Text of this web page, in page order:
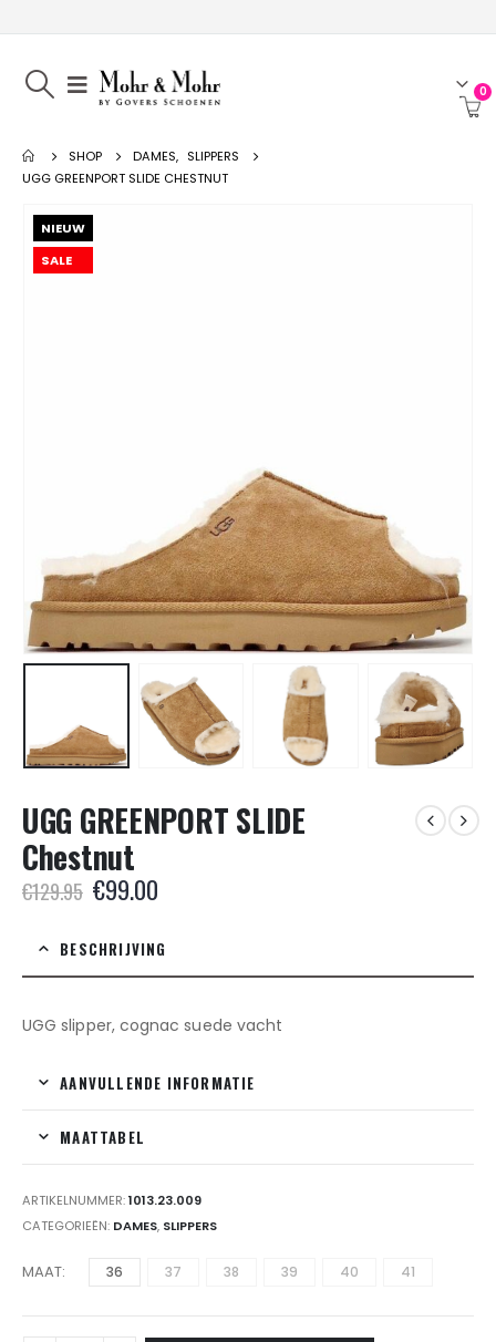
0
SHOP DAMES, SLIPPERS
UGG GREENPORT SLIDE CHESTNUT
NIEUW
SALE
UGG GREENPORT SLIDE
Chestnut
€129.95 Oorspronkelijke
prijs
was:
€129.95.
€99.00Huidige
is:
€99.00.
BESCHRIJVING
UGG slipper, cognac suede vacht
AANVULLENDE INFORMATIE
MAATTABEL
ARTIKELNUMMER:1013.23.009
CATEGORIEËN: DAMES, SLIPPERS
MAAT 36 37 38 39 40 41